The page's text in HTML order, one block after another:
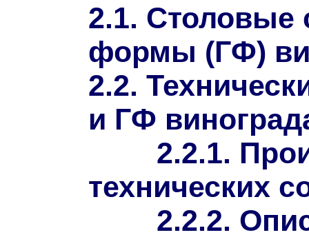
2.1. Столовые
формы (ГФ)
2.2.
и ГФ
2.2.1.
технических
2.2.2.